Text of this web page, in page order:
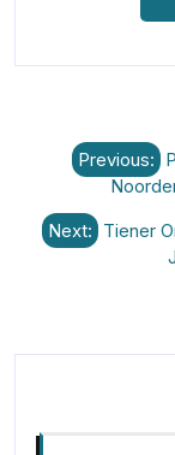
Previous:
Next: Tiener